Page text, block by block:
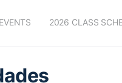
EVENTS 2026 CLASS